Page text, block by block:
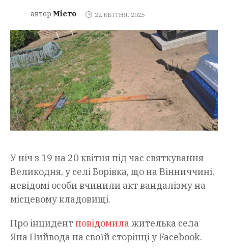
автор Місто 22 КВІТНЯ, 2025
У ніч з 19 на 20 квітня під час святкування
Великодня, у селі Борівка, що на Вінниччині,
невідомі особи вчинили акт вандалізму на
місцевому кладовищі.
Про інцидентповідомилажителька села
Яна Пийвода на своїй сторінці у Facebook.